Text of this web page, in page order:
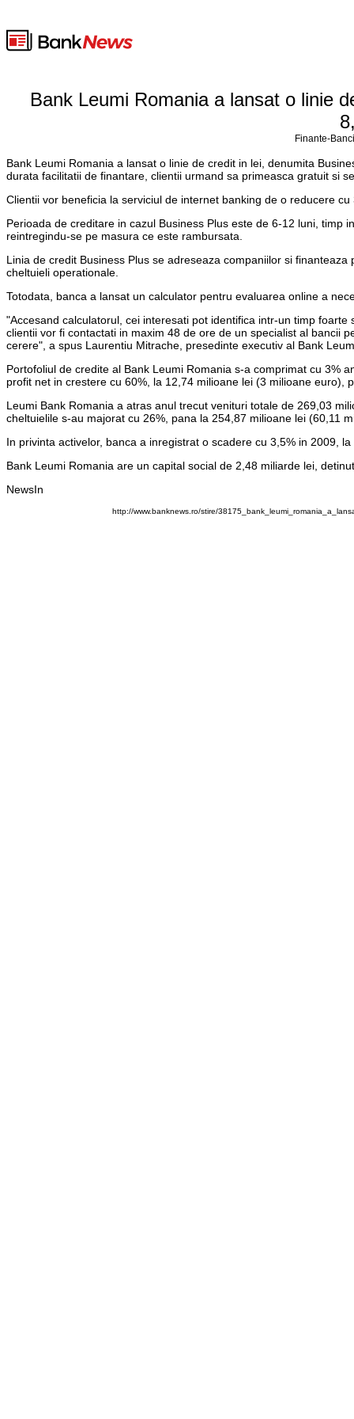
Bank Leumi Romania a lansat o linie
Finante-
Bank Leumi Romania a lansat o linie de credit in lei, denumita
durata facilitatii de finantare, clientii urmand sa primeasca gratuit si
Clientii vor beneficia la serviciul de internet banking de o reducere
Perioada de creditare in cazul Business Plus este de 6-12 luni,
reintregindu-se pe masura ce este rambursata.
Linia de credit Business Plus se adreseaza companiilor si
cheltuieli operationale.
Totodata, banca a lansat un calculator pentru evaluarea online a
"Accesand calculatorul, cei interesati pot identifica intr-un timp
clientii vor fi contactati in maxim 48 de ore de un specialist al bancii
cerere", a spus Laurentiu Mitrache, presedinte executiv al Bank
Portofoliul de credite al Bank Leumi Romania s-a comprimat cu 3%
profit net in crestere cu 60%, la 12,74 milioane lei (3 milioane euro),
Leumi Bank Romania a atras anul trecut venituri totale de 269,03
cheltuielile s-au majorat cu 26%, pana la 254,87 milioane lei (60,11
In privinta activelor, banca a inregistrat o scadere cu 3,5% in 2009,
Bank Leumi Romania are un capital social de 2,48 miliarde lei,
NewsIn
http://www.banknews.ro/stire/